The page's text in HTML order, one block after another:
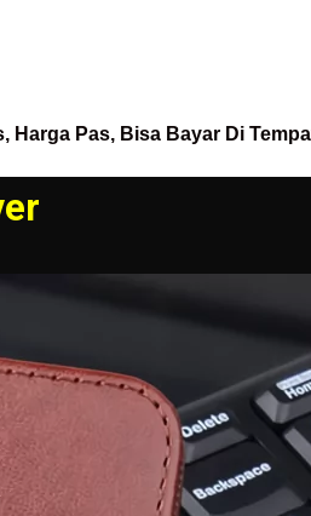
Pas, Bisa Bayar Di